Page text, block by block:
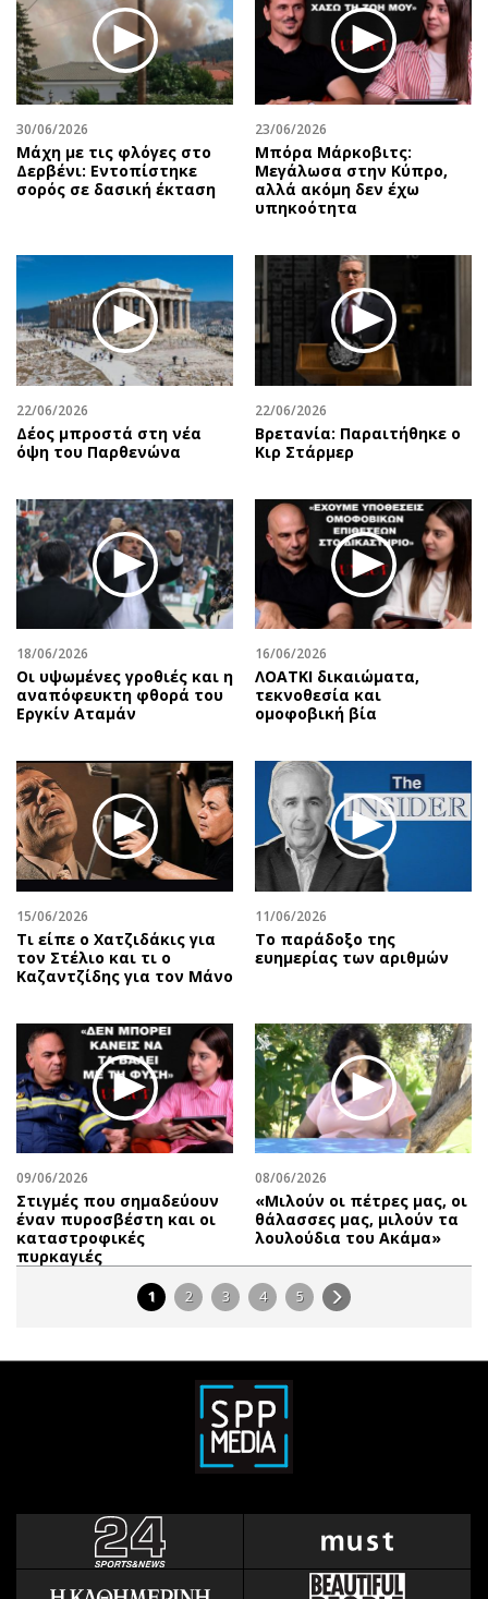
30/06/2026
Μάχη με τις φλόγες στο
Δερβένι: Εντοπίστηκε
σορός σε δασική έκταση
23/06/2026
Μπόρα Μάρκοβιτς:
Μεγάλωσα στην Κύπρο,
αλλά ακόμη δεν έχω
υπηκοότητα
22/06/2026
Δέος μπροστά στη νέα
όψη του Παρθενώνα
22/06/2026
Βρετανία: Παραιτήθηκε ο
Κιρ Στάρμερ
18/06/2026
Οι υψωμένες γροθιές και η
αναπόφευκτη φθορά του
Εργκίν Αταμάν
16/06/2026
ΛΟΑΤΚΙ δικαιώματα,
τεκνοθεσία και
ομοφοβική βία
15/06/2026
Τι είπε ο Χατζιδάκις για
τον Στέλιο και τι ο
Καζαντζίδης για τον Μάνο
11/06/2026
Το παράδοξο της
ευημερίας των αριθμών
09/06/2026
Στιγμές που σημαδεύουν
έναν πυροσβέστη και οι
καταστροφικές
πυρκαγιές
08/06/2026
«Μιλούν οι πέτρες μας, οι
θάλασσες μας, μιλούν τα
λουλούδια του Ακάμα»
1 2 3 4 5